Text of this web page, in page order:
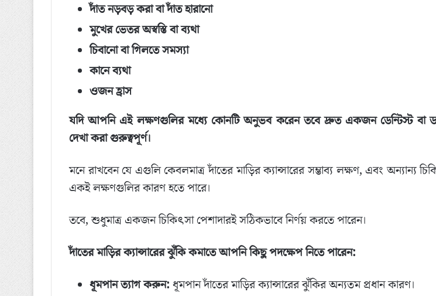
দাঁত নড়বড় করা বা দাঁত হারানো
মুখের ভেতর অস্বস্তি বা ব্যথা
চিবানো বা গিলতে সমস্যা
কানে ব্যথা
ওজন হ্রাস
যদি আপনি এই লক্ষণগুলির মধ্যে কোনটি অনুভব করেন তবে দ্রুত একজন ডেন্টিস্ট বা
দেখা করা গুরুত্বপূর্ণ।
মনে রাখবেন যে এগুলি কেবলমাত্র দাঁতের মাড়ির ক্যান্সারের সম্ভাব্য লক্ষণ, এবং অন্যান্য
একই লক্ষণগুলির কারণ হতে পারে।
তবে, শুধুমাত্র একজন চিকিৎসা পেশাদারই সঠিকভাবে নির্ণয় করতে পারেন।
দাঁতের মাড়ির ক্যান্সারের ঝুঁকি কমাতে আপনি কিছু পদক্ষেপ নিতে পারেন:
ধূমপান ত্যাগ করুন: ধূমপান দাঁতের মাড়ির ক্যান্সারের ঝুঁকির অন্যতম প্রধান কারণ।